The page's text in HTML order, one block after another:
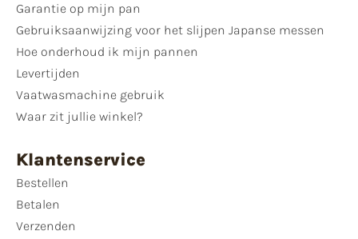
Garantie op mijn pan
Gebruiksaanwijzing voor het slijpen Japanse messen
Hoe onderhoud ik mijn pannen
Levertijden
Vaatwasmachine gebruik
Waar zit jullie winkel?
Klantenservice
Bestellen
Betalen
Verzenden